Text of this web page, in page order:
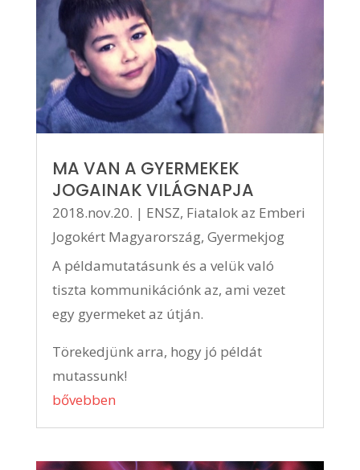
MA VAN A GYERMEKEK
JOGAINAK VILÁGNAPJA
2018.nov.20. | ENSZ, Fiatalok az Emberi
Jogokért Magyarország, Gyermekjog
A példamutatásunk és a velük való
tiszta kommunikációnk az, ami vezet
egy gyermeket az útján.
Törekedjünk arra, hogy jó példát
mutassunk!
bővebben